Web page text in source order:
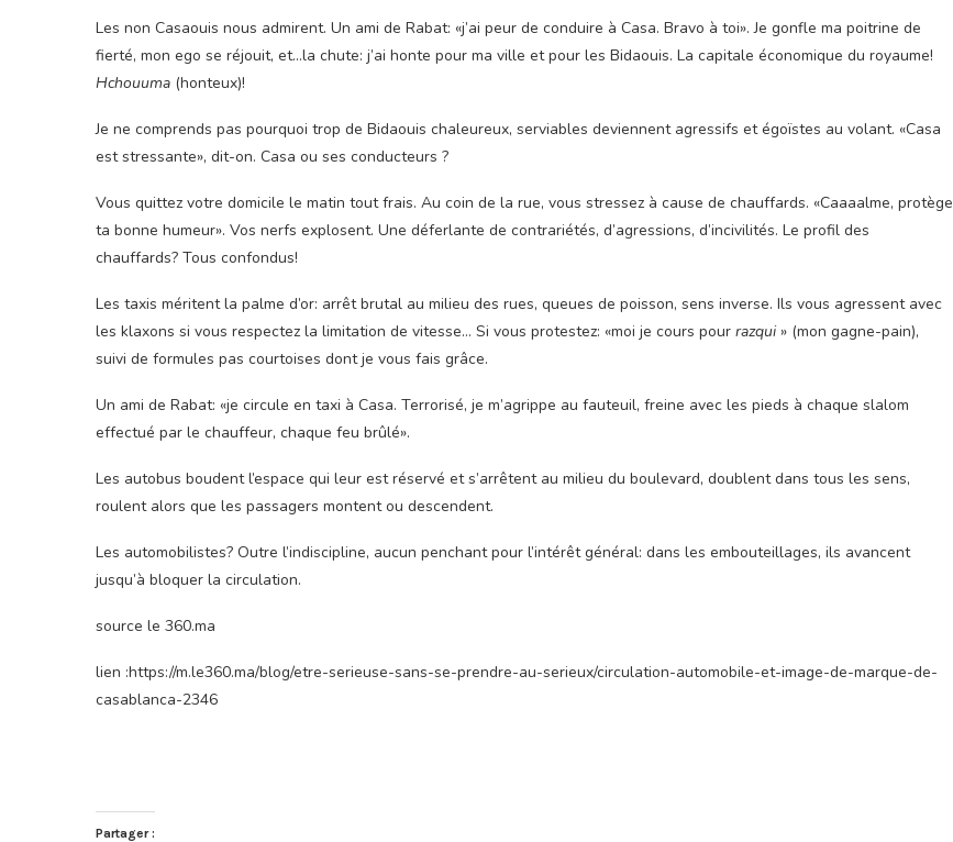
Les non Casaouis nous admirent. Un ami de Rabat: «j’ai peur de conduire à Casa. Bravo à toi». Je gonfle ma poitrine de
fierté, mon ego se réjouit, et…la chute: j’ai honte pour ma ville et pour les Bidaouis. La capitale économique du royaume!
Hchouuma (honteux)!
Je ne comprends pas pourquoi trop de Bidaouis chaleureux, serviables deviennent agressifs et égoïstes au volant. «Casa
est stressante», dit-on. Casa ou ses conducteurs ?
Vous quittez votre domicile le matin tout frais. Au coin de la rue, vous stressez à cause de chauffards. «Caaaalme, protège
ta bonne humeur». Vos nerfs explosent. Une déferlante de contrariétés, d’agressions, d’incivilités. Le profil des
chauffards? Tous confondus!
Les taxis méritent la palme d’or: arrêt brutal au milieu des rues, queues de poisson, sens inverse. Ils vous agressent avec
les klaxons si vous respectez la limitation de vitesse… Si vous protestez: «moi je cours pour razqui» (mon gagne-pain),
suivi de formules pas courtoises dont je vous fais grâce.
Un ami de Rabat: «je circule en taxi à Casa. Terrorisé, je m’agrippe au fauteuil, freine avec les pieds à chaque slalom
effectué par le chauffeur, chaque feu brûlé».
Les autobus boudent l’espace qui leur est réservé et s’arrêtent au milieu du boulevard, doublent dans tous les sens,
roulent alors que les passagers montent ou descendent.
Les automobilistes? Outre l’indiscipline, aucun penchant pour l’intérêt général: dans les embouteillages, ils avancent
jusqu’à bloquer la circulation.
source le 360.ma
lien :https://m.le360.ma/blog/etre-serieuse-sans-se-prendre-au-serieux/circulation-automobile-et-image-de-marque-de-
casablanca-2346
Partager :